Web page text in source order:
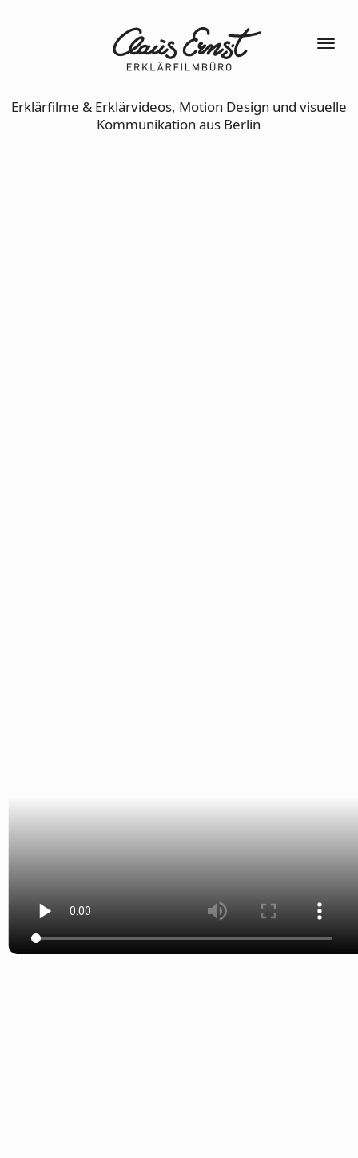
Erklärfilme & Erklärvideos, Motion Design und visuelle
Kommunikation aus Berlin